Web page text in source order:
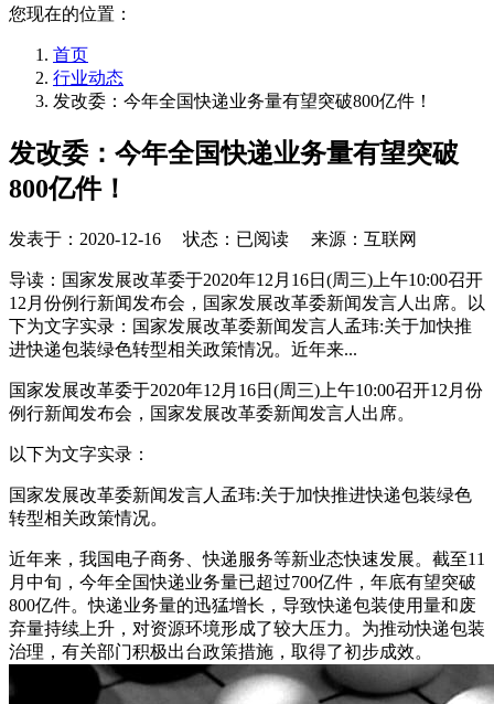
您现在的位置：
首页
行业动态
发改委：今年全国快递业务量有望突破800亿件！
发改委：今年全国快递业务量有望突破
800亿件！
发表于： 2020-12-16 状态：已阅读 来源：互联网
导读：国家发展改革委于2020年12月16日(周三)上午10:00召开
12月份例行新闻发布会，国家发展改革委新闻发言人出席。以
下为文字实录：国家发展改革委新闻发言人孟玮:关于加快推
进快递包装绿色转型相关政策情况。近年来...
国家发展改革委于2020年12月16日(周三)上午10:00召开12月份
例行新闻发布会，国家发展改革委新闻发言人出席。
以下为文字实录：
国家发展改革委新闻发言人孟玮:关于加快推进快递包装绿色
转型相关政策情况。
近年来，我国电子商务、快递服务等新业态快速发展。截至11
月中旬，今年全国快递业务量已超过700亿件，年底有望突破
800亿件。快递业务量的迅猛增长，导致快递包装使用量和废
弃量持续上升，对资源环境形成了较大压力。为推动快递包装
治理，有关部门积极出台政策措施，取得了初步成效。